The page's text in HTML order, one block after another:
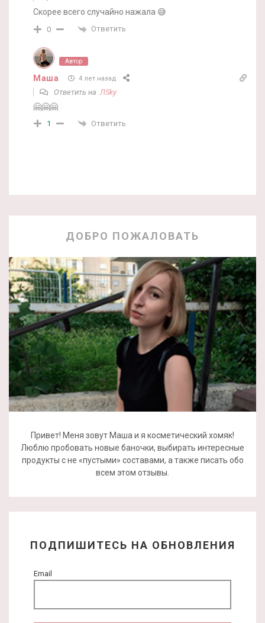
Скорее всего случайно нажала 😅
0 Ответить
Автор
Маша 4 лет назад
Ответить на ЛSky
🤗🤗🤗
1 Ответить
ДОБРО ПОЖАЛОВАТЬ
Привет! Меня зовут Маша и я косметический хомяк!
Люблю пробовать новые баночки, выбирать интересные
продукты с не «пустыми» составами, а также писать обо
всем этом отзывы.
ПОДПИШИТЕСЬ НА ОБНОВЛЕНИЯ
Email